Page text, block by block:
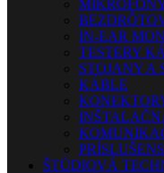
IN-EAR
TESTERY
STOJANY A
KÁBLE
ŠTÚDIOVÁ